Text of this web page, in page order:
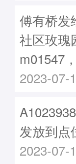
傅有桥发
社区玫瑰
m01547
2023-07-
发放到点
2023-07-